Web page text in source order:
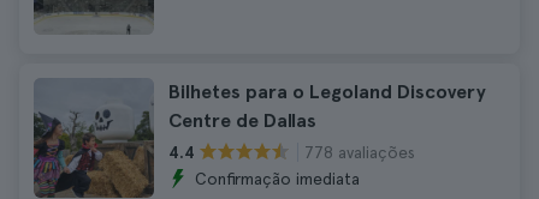
Bilhetes para o Legoland Discovery
Centre de Dallas
4.4
778 avaliações
Confirmação imediata